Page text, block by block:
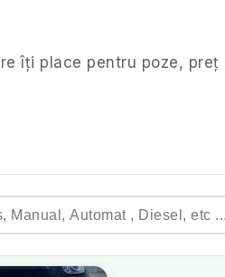
îți place pentru poze,